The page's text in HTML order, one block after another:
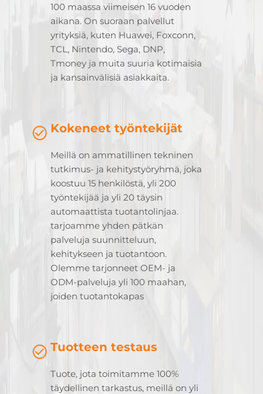
100 maassa viimeisen 16 vuoden
aikana. On suoraan palvellut
yrityksiä, kuten Huawei, Foxconn,
TCL, Nintendo, Sega, DNP,
Tmoney ja muita suuria kotimaisia
ja kansainvälisiä asiakkaita.
Kokeneet työntekijät
Meillä on ammatillinen tekninen
tutkimus- ja kehitystyöryhmä, joka
koostuu 15 henkilöstä, yli 200
työntekijää ja yli 20 täysin
automaattista tuotantolinjaa.
tarjoamme yhden pätkän
palveluja suunnitteluun,
kehitykseen ja tuotantoon.
Olemme tarjonneet OEM- ja
ODM-palveluja yli 100 maahan,
joiden tuotantokapas
Tuotteen testaus
Tuote, jota toimitamme 100%
täydellinen tarkastus, meillä on yli